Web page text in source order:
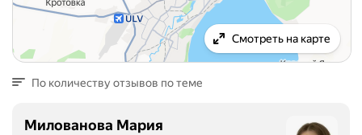
Смотреть на карте
По количеству отзывов по теме
Милованова Мария